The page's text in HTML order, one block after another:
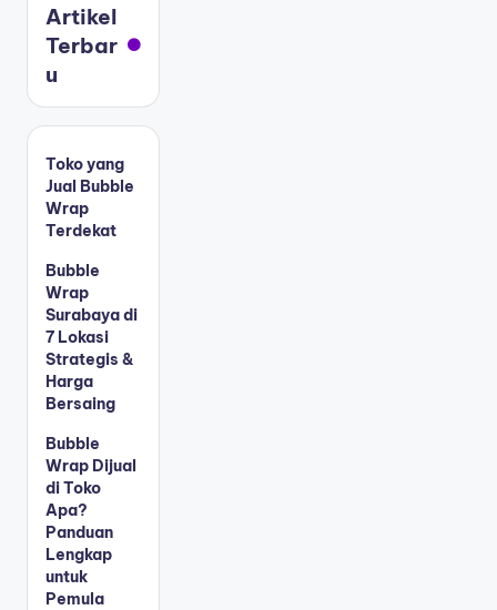
Artikel
Terbar
u
Toko yang
Jual Bubble
Wrap
Terdekat
Bubble
Wrap
Surabaya di
7 Lokasi
Strategis &
Harga
Bersaing
Bubble
Wrap Dijual
di Toko
Apa?
Panduan
Lengkap
untuk
Pemula